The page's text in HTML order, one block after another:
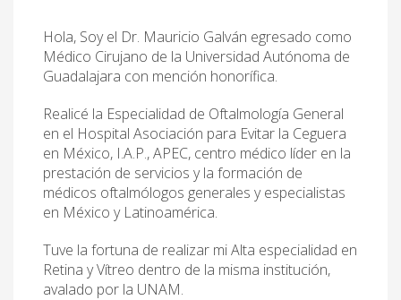
Hola, Soy el Dr. Mauricio Galván egresado como
Médico Cirujano de la Universidad Autónoma de
Guadalajara con mención honorífica.
Realicé la Especialidad de Oftalmología General
en el Hospital Asociación para Evitar la Ceguera
en México, I.A.P., APEC, centro médico líder en la
prestación de servicios y la formación de
médicos oftalmólogos generales y especialistas
en México y Latinoamérica.
Tuve la fortuna de realizar mi Alta especialidad en
Retina y Vítreo dentro de la misma institución,
avalado por la UNAM.